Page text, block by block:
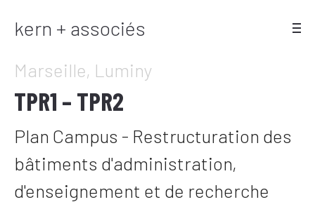
kern + associés
Marseille, Luminy
TPR1 – TPR2
Plan Campus - Restructuration des
bâtiments d'administration,
d'enseignement et de recherche